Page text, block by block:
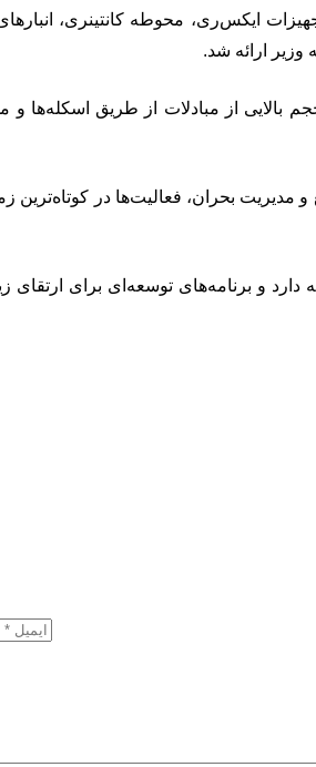
تجهیزات ایکس‌ری، محوطه کانتینری،
وزیر ارائه شد.
بالایی از مبادلات از طریق اسکله‌ها
و مدیریت بحران، فعالیت‌ها در
و برنامه‌های توسعه‌ای برای ارتقای